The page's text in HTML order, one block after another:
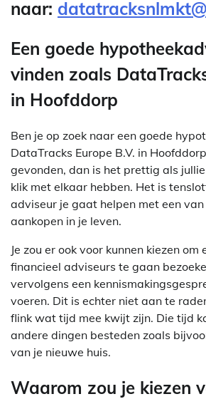
naar:
Een goede
vinden zoals
in Hoofddorp
Ben je op zoek naar een goede
DataTracks Europe B.V. in
gevonden, dan is het prettig als
klik met elkaar hebben. Het is
adviseur je gaat helpen met een
aankopen in je leven.
Je zou er ook voor kunnen kiezen
financieel adviseurs te gaan
vervolgens een
voeren. Dit is echter niet aan te
flink wat tijd mee kwijt zijn. Die tijd
andere dingen besteden zoals
van je nieuwe huis.
Waarom zou je kiezen